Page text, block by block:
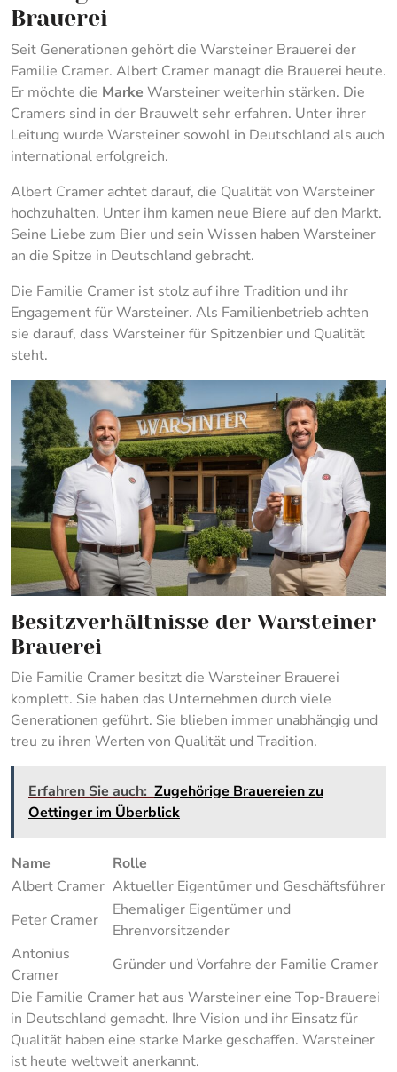
Brauerei
Seit Generationen gehört die Warsteiner Brauerei der
Familie Cramer. Albert Cramer managt die Brauerei heute.
Er möchte die Marke Warsteiner weiterhin stärken. Die
Cramers sind in der Brauwelt sehr erfahren. Unter ihrer
Leitung wurde Warsteiner sowohl in Deutschland als auch
international erfolgreich.
Albert Cramer achtet darauf, die Qualität von Warsteiner
hochzuhalten. Unter ihm kamen neue Biere auf den Markt.
Seine Liebe zum Bier und sein Wissen haben Warsteiner
an die Spitze in Deutschland gebracht.
Die Familie Cramer ist stolz auf ihre Tradition und ihr
Engagement für Warsteiner. Als Familienbetrieb achten
sie darauf, dass Warsteiner für Spitzenbier und Qualität
steht.
Besitzverhältnisse der Warsteiner
Brauerei
Die Familie Cramer besitzt die Warsteiner Brauerei
komplett. Sie haben das Unternehmen durch viele
Generationen geführt. Sie blieben immer unabhängig und
treu zu ihren Werten von Qualität und Tradition.
Erfahren Sie auch: Zugehörige Brauereien zu
Oettinger im Überblick
Name
Rolle
Albert Cramer Aktueller Eigentümer und Geschäftsführer
Peter Cramer
Ehemaliger Eigentümer und
Ehrenvorsitzender
Antonius
Cramer
Gründer und Vorfahre der Familie Cramer
Die Familie Cramer hat aus Warsteiner eine Top-Brauerei
in Deutschland gemacht. Ihre Vision und ihr Einsatz für
Qualität haben eine starke Marke geschaffen. Warsteiner
ist heute weltweit anerkannt.